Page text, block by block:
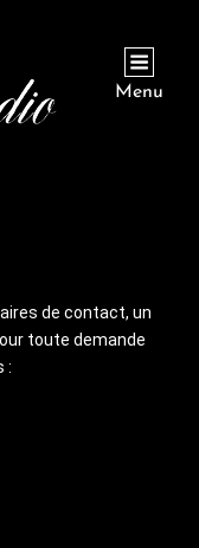
Menu
de contact, un
toute demande
: